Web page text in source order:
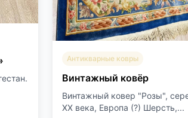
Антикварные ковры
Винтажный ковёр
Винтажный ковер "Розы",
ХХ века, Европа (?) Шерсть,...